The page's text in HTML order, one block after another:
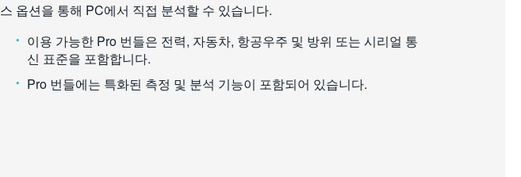
스 옵션을 통해 PC에서 직접 분석할 수 있습니다.
이용 가능한 Pro 번들은 전력, 자동차, 항공우주 및 방위 또는 시리얼 통
신 표준을 포함합니다.
Pro 번들에는 특화된 측정 및 분석 기능이 포함되어 있습니다.